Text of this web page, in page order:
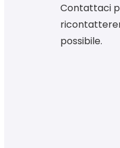
Contattaci
possibile.